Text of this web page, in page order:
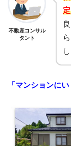
不動産コンサル
タント
「マンションに